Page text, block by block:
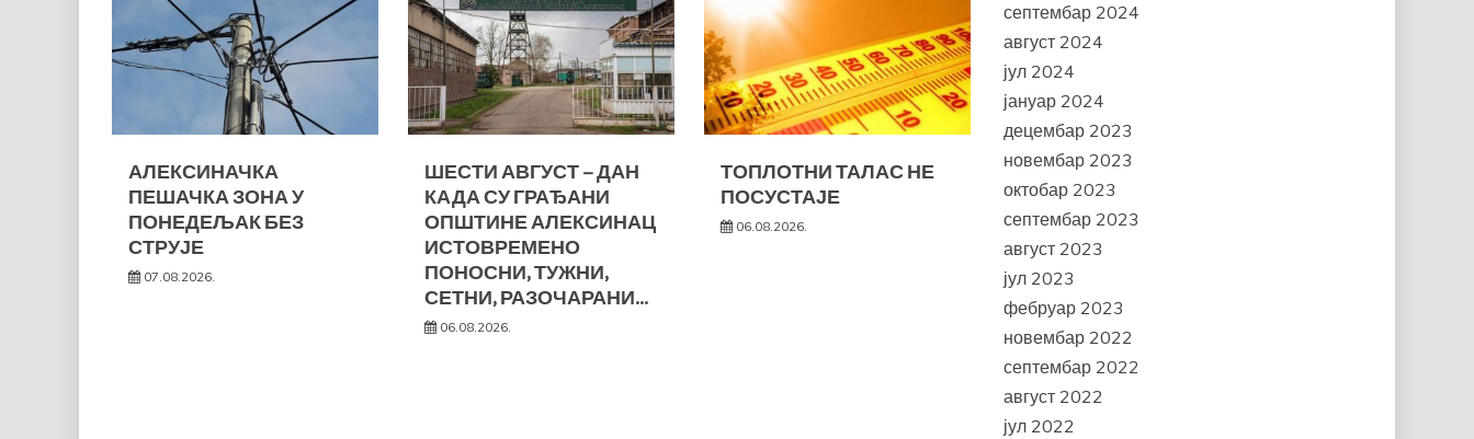
АЛЕКСИНАЧКА
ПЕШАЧКА ЗОНА У
ПОНЕДЕЉАК БЕЗ
СТРУЈЕ
07.08.2026.
ШЕСТИ АВГУСТ – ДАН
КАДА СУ ГРАЂАНИ
ОПШТИНЕ АЛЕКСИНАЦ
ИСТОВРЕМЕНО
ПОНОСНИ, ТУЖНИ,
СЕТНИ, РАЗОЧАРАНИ…
06.08.2026.
ТОПЛОТНИ ТАЛАС НЕ
ПОСУСТАЈЕ
06.08.2026.
септембар 2024
август 2024
јул 2024
јануар 2024
децембар 2023
новембар 2023
октобар 2023
септембар 2023
август 2023
јул 2023
фебруар 2023
новембар 2022
септембар 2022
август 2022
јул 2022